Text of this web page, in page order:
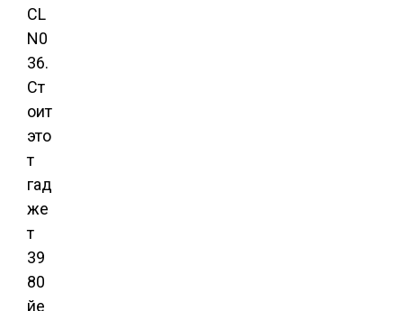
CL
N0
36.
Ст
оит
это
т
гад
же
т
39
80
йе